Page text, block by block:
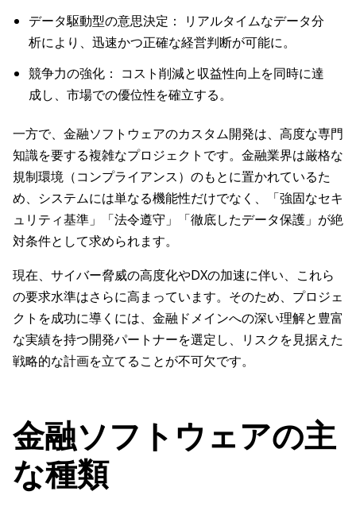
データ駆動型の意思決定： リアルタイムなデータ分
析により、迅速かつ正確な経営判断が可能に。
競争力の強化： コスト削減と収益性向上を同時に達
成し、市場での優位性を確立する。
一方で、金融ソフトウェアのカスタム開発は、高度な専門
知識を要する複雑なプロジェクトです。金融業界は厳格な
規制環境（コンプライアンス）のもとに置かれているた
め、システムには単なる機能性だけでなく、「強固なセキ
ュリティ基準」「法令遵守」「徹底したデータ保護」が絶
対条件として求められます。
現在、サイバー脅威の高度化やDXの加速に伴い、これら
の要求水準はさらに高まっています。そのため、プロジェ
クトを成功に導くには、金融ドメインへの深い理解と豊富
な実績を持つ開発パートナーを選定し、リスクを見据えた
戦略的な計画を立てることが不可欠です。
金融ソフトウェアの主
な種類